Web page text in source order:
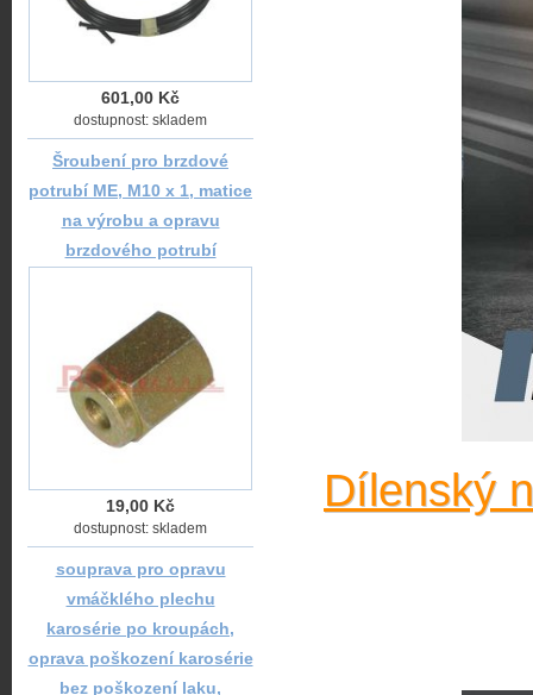
Dílenský
601,00 Kč
dostupnost: skladem
Šroubení pro brzdové
potrubí ME, M10 x 1, matice
na výrobu a opravu
brzdového potrubí
19,00 Kč
dostupnost: skladem
souprava pro opravu
vmáčklého plechu
karosérie po kroupách,
oprava poškození karosérie
bez poškození laku,